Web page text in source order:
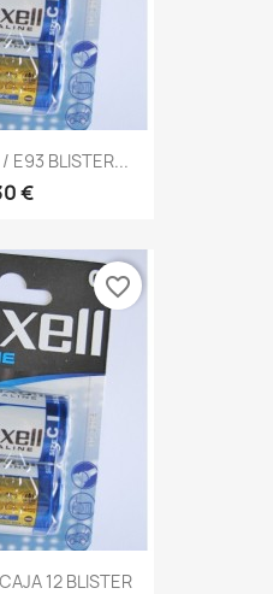
E93 BLISTER...
€
12 BLISTER
favorite_border